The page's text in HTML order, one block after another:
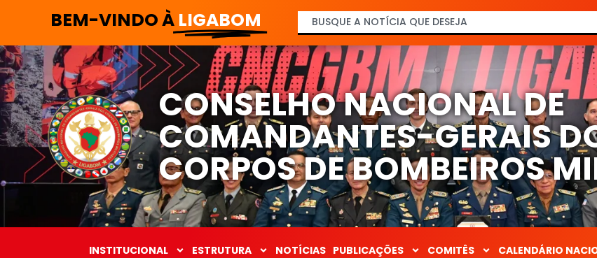
BEM-VINDO À LIGABOM
CONSELHO NACIONAL DE
COMANDANTES-GERAIS
CORPOS DE BOMBEIROS
INSTITUCIONAL ESTRUTURA NOTÍCIAS PUBLICAÇÕES COMITÊS CALENDÁRIO